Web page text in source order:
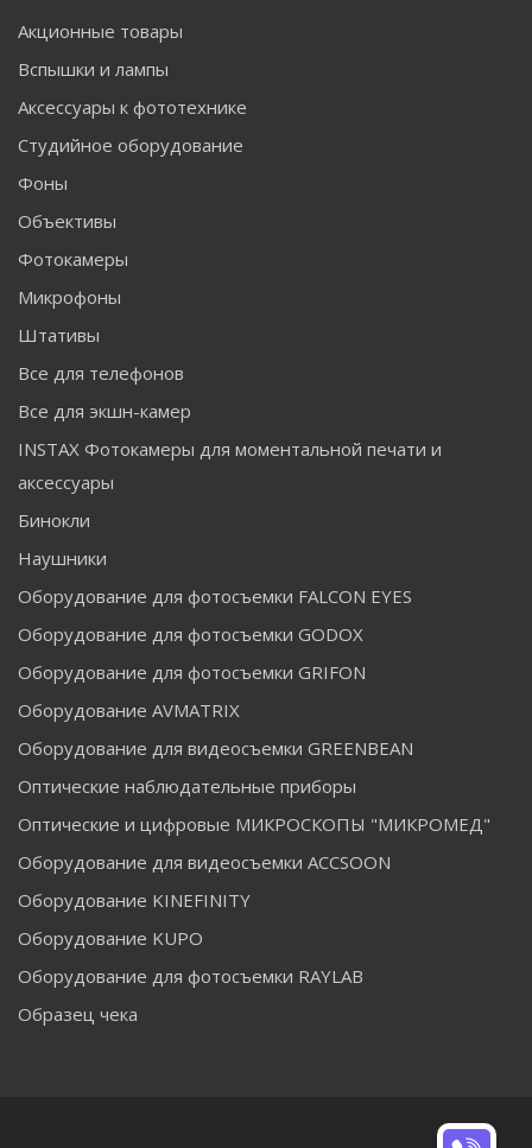
Акционные товары
Вспышки и лампы
Аксессуары к фототехнике
Студийное оборудование
Фоны
Объективы
Фотокамеры
Микрофоны
Штативы
Все для телефонов
Все для экшн-камер
INSTAX Фотокамеры для моментальной печати и
аксессуары
Бинокли
Наушники
Оборудование для фотосъемки FALCON EYES
Оборудование для фотосъемки GODOX
Оборудование для фотосъемки GRIFON
Оборудование AVMATRIX
Оборудование для видеосъемки GREENBEAN
Оптические наблюдательные приборы
Оптические и цифровые МИКРОСКОПЫ "МИКРОМЕД"
Оборудование для видеосъемки ACCSOON
Оборудование KINEFINITY
Оборудование KUPO
Оборудование для фотосъемки RAYLAB
Образец чека